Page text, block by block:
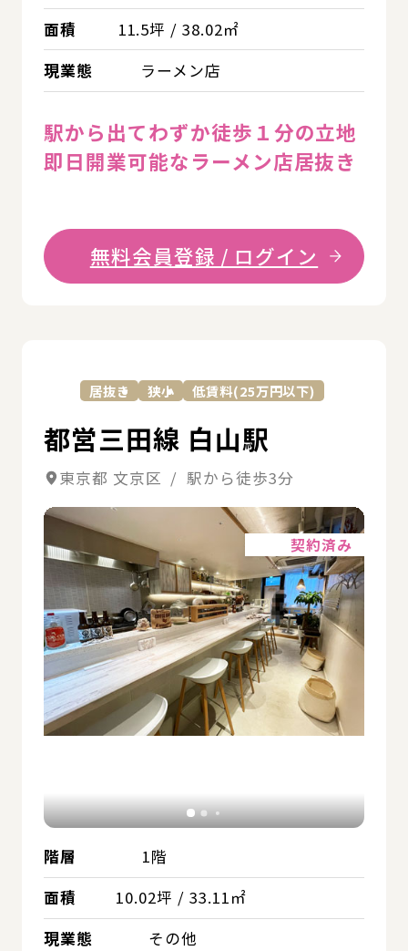
面積
11.5坪 / 38.02㎡
現業態
ラーメン店
駅から出てわずか徒歩１分の立地
即日開業可能なラーメン店居抜き
無料会員登録 / ログイン
居抜き 狭小 低賃料(25万円以下)
都営三田線 白山駅
東京都 文京区 / 駅から徒歩3分
契約済み
階層
1階
面積
10.02坪 / 33.11㎡
現業態
その他